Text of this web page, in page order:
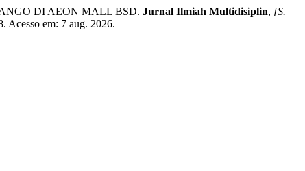
DI AEON MALL BSD. Jurnal Ilmiah Multidisiplin, [S.
em: 7 aug. 2026.